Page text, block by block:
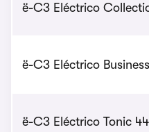
ë-C3 Eléctrico
ë-C3 Eléctrico
ë-C3 Eléctrico Tonic